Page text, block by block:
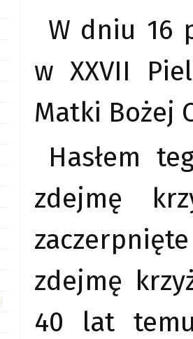
W dniu 16
w XXVII
Matki Bożej
Hasłem
zdejmę
zdejmę
40 lat